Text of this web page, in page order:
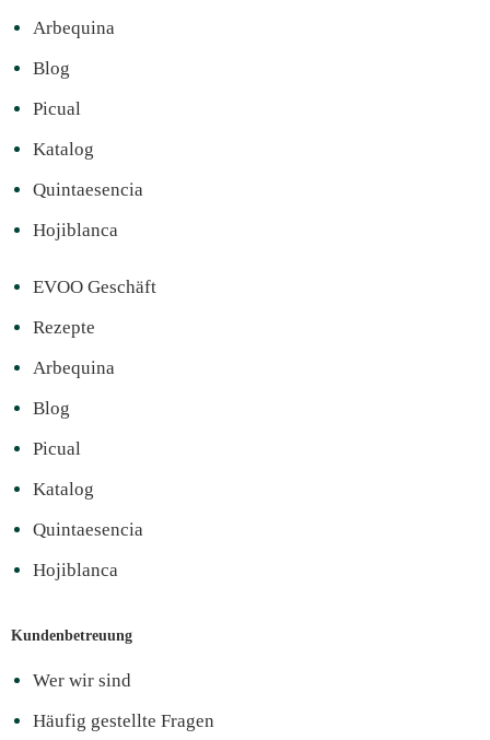
Arbequina
Blog
Picual
Katalog
Quintaesencia
Hojiblanca
EVOO Geschäft
Rezepte
Arbequina
Blog
Picual
Katalog
Quintaesencia
Hojiblanca
Kundenbetreuung
Wer wir sind
Häufig gestellte Fragen